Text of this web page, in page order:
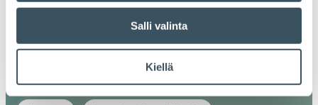
Salli valinta
Kiellä
alv arvonlisävero digikauppa
digiostaminen digitaalisuus digitalisaatio